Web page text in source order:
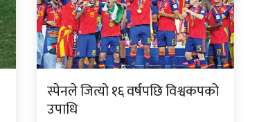
स्पेनले जित्यो १६ वर्षपछि विश्वकपको
उपाधि